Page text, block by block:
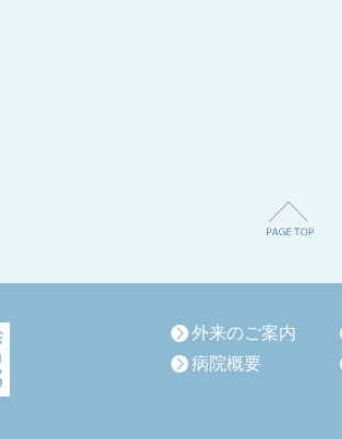
外来のご案内
病院概要